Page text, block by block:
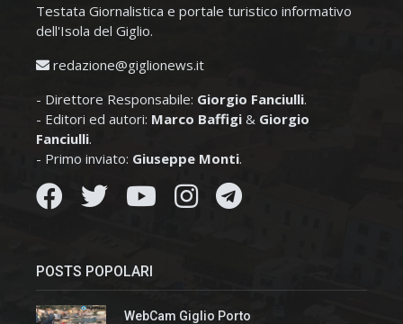
Testata Giornalistica e portale turistico informativo
dell'Isola del Giglio.
redazione@giglionews.it
- Direttore Responsabile: Giorgio Fanciulli.
- Editori ed autori: Marco Baffigi & Giorgio
Fanciulli.
- Primo inviato: Giuseppe Monti.
POSTS POPOLARI
WebCam Giglio Porto